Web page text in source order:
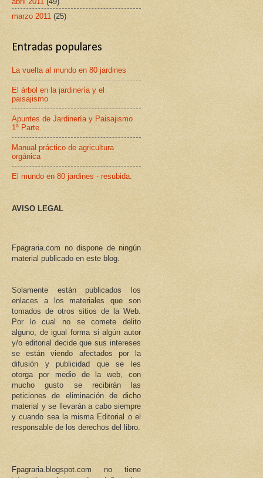
marzo 2011 (25)
Entradas populares
La vuelta al mundo en 80 jardines
El árbol en la jardinería y el
paisajismo
Apuntes de Jardinería y Paisajismo
1ª Parte.
Manual práctico de agricultura
orgánica
El mundo en 80 jardines - resubida.
AVISO LEGAL
Fpagraria.com no dispone de ningún
material publicado en este blog.
Solamente están publicados los
enlaces a los materiales que son
tomados de otros sitios de la Web.
Por lo cual no se comete delito
alguno, de igual forma si algún autor
y/o editorial decide que sus intereses
se están viendo afectados por la
difusión y publicidad que se les
otorga por medio de la web, con
mucho gusto se recibirán las
peticiones de eliminación de dicho
material y se llevarán a cabo siempre
y cuando sea la misma Editorial o el
responsable de los derechos del libro.
Fpagraria.blogspot.com no tiene